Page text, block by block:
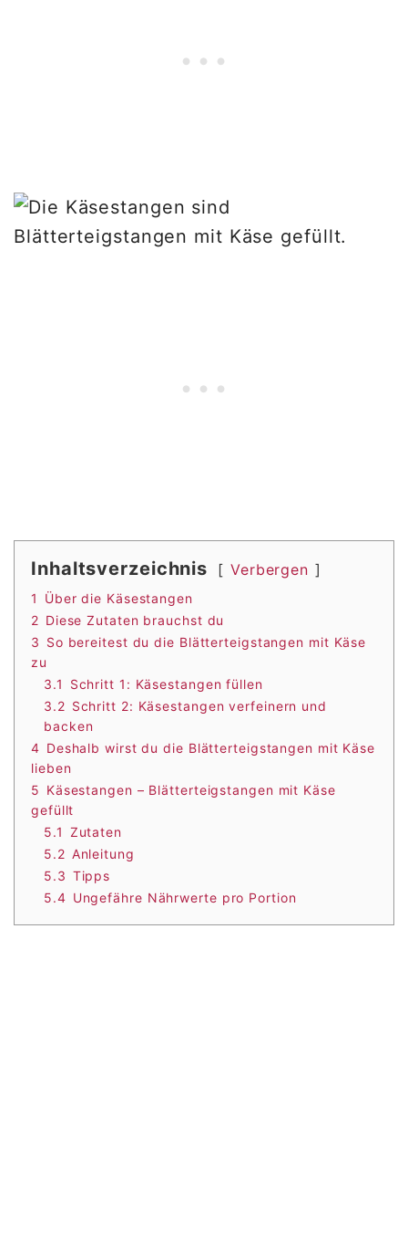
Inhaltsverzeichnis Verbergen
1
Über die Käsestangen
2 Diese Zutaten brauchst du
3 So bereitest du die Blätterteigstangen mit Käse
zu
3.1
Schritt 1: Käsestangen füllen
3.2 Schritt 2: Käsestangen verfeinern und
backen
4 Deshalb wirst du die Blätterteigstangen mit Käse
lieben
5 Käsestangen – Blätterteigstangen mit Käse
gefüllt
5.1 Zutaten
5.2 Anleitung
5.3 Tipps
5.4 Ungefähre Nährwerte pro Portion